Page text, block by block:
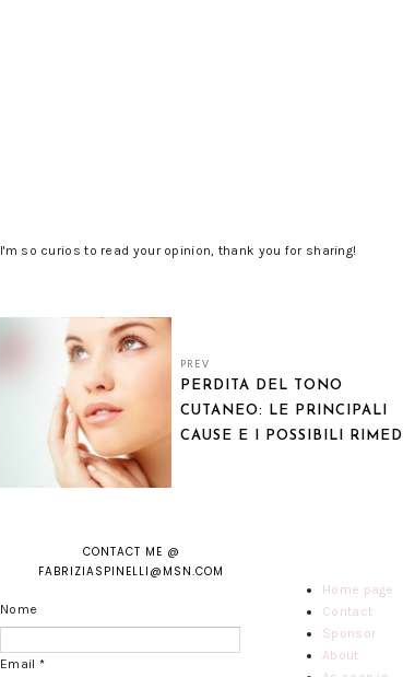
I'm so curios to read your opinion, thank you for sharing!
PREV
PERDITA DEL TONO
CUTANEO: LE PRINCIPALI
CAUSE E I POSSIBILI RIMEDI
CONTACT ME @
FABRIZIASPINELLI@MSN.COM
Nome
Email *
Home page
Contact
Sponsor
About